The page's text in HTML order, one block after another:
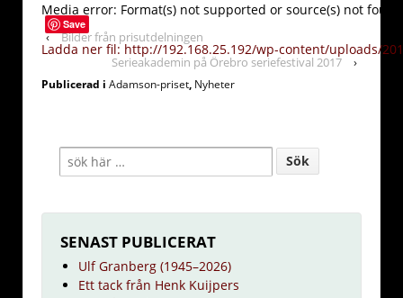
Media error: Format(s) not supported or source(s) not found
Ladda ner fil: http://192.168.25.192/wp-content/uploads/
Save
‹ Bilder från prisutdelningen
Serieakademin på Örebro seriefestival 2017
›
Publicerad i Adamson-priset, Nyheter
SENAST PUBLICERAT
Ulf Granberg (1945–2026)
Ett tack från Henk Kuijpers